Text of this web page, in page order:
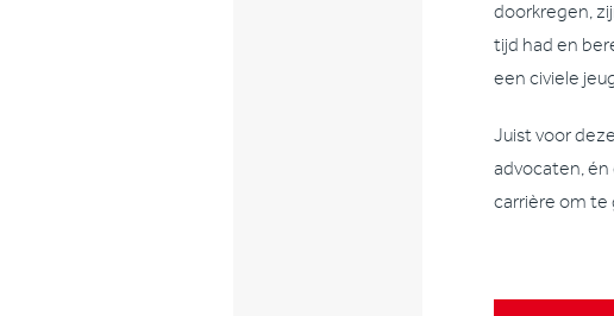
doorkregen,
tijd had en
een civiele
Juist voor
advocaten, én
carrière om te